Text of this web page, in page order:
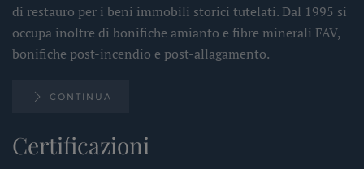
di restauro per i beni immobili storici tutelati. Dal 1995 si
occupa inoltre di bonifiche amianto e fibre minerali FAV,
bonifiche post-incendio e post-allagamento.
CONTINUA
Certificazioni